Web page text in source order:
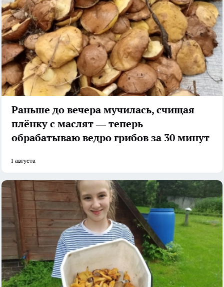
Раньше до вечера мучилась, счищая
плёнку с маслят — теперь
обрабатываю ведро грибов за 30 минут
1 августа